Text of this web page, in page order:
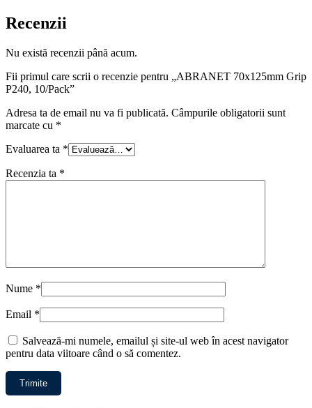
Recenzii
Nu există recenzii până acum.
Fii primul care scrii o recenzie pentru „ABRANET 70x125mm Grip
P240, 10/Pack”
Adresa ta de email nu va fi publicată. Câmpurile obligatorii sunt
marcate cu *
Evaluarea ta *
Recenzia ta *
Nume *
Email *
Salvează-mi numele, emailul și site-ul web în acest navigator
pentru data viitoare când o să comentez.